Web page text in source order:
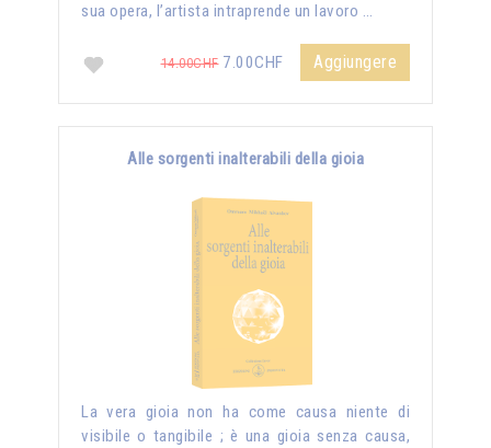
sua opera, l’artista intraprende un lavoro …
14.00CHF7.00CHF Aggiungere
Alle sorgenti inalterabili della gioia
La vera gioia non ha come causa niente di
visibile o tangibile ; è una gioia senza causa,